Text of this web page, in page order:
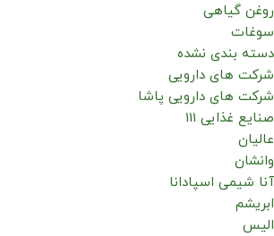
روغن گیاهی
سوغات
دسته بندی نشده
شرکت های دارویی
شرکت های دارویی پاشا
صنایع غذایی 111
عالیان
وانشان
آنا شیمی اسپادانا
ابریشم
الیس